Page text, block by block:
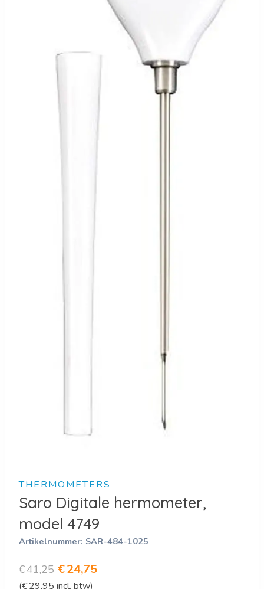
THERMOMETERS
Saro Digitale hermometer,
model 4749
Artikelnummer: SAR-484-1025
€41,25 Oorspronkelijke
€24,75Huidige
(€29,95 incl. btw)